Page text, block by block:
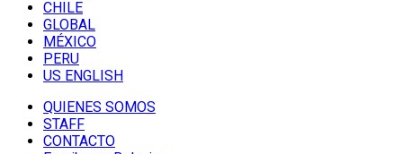
CHILE
GLOBAL
MÉXICO
PERU
US ENGLISH
QUIENES SOMOS
STAFF
CONTACTO